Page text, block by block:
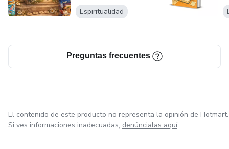
Espiritualidad
Preguntas frecuentes
El contenido de este producto no representa la opinión de Hotmart.
Si ves informaciones inadecuadas, denúncialas aquí